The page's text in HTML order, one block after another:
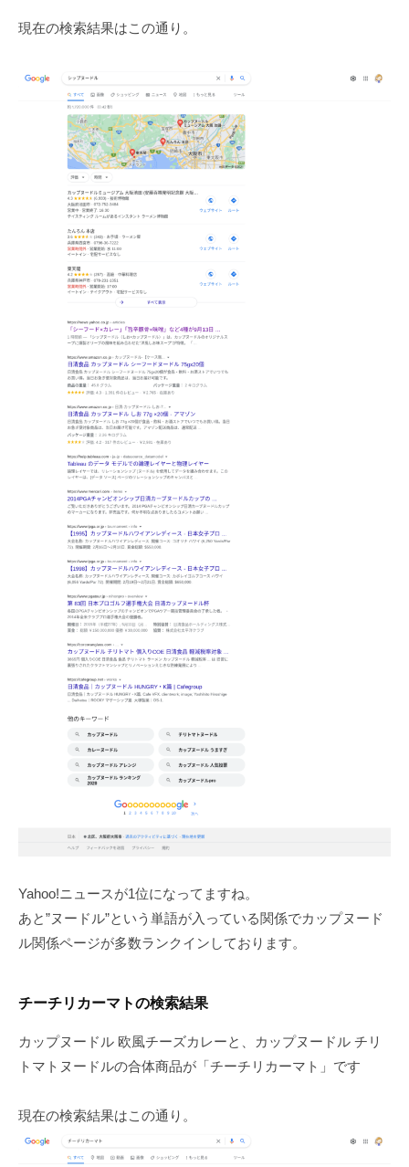
現在の検索結果はこの通り。
Yahoo!ニュースが1位になってますね。
あと”ヌードル”という単語が入っている関係でカップヌード
ル関係ページが多数ランクインしております。
チーチリカーマトの検索結果
カップヌードル 欧風チーズカレーと、カップヌードル チリ
トマトヌードルの合体商品が「チーチリカーマト」です
現在の検索結果はこの通り。